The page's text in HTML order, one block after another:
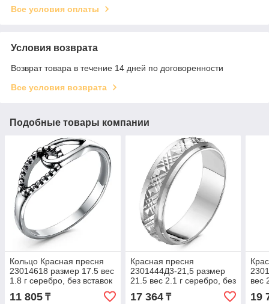
Все условия оплаты
Условия возврата
Возврат товара в течение 14 дней по договоренности
Все условия возврата
Подобные товары компании
Кольцо Красная пресня
23014618 размер 17.5 вес
1.8 г серебро, без вставок
11 805 ₸
Красная пресня
2301444Д3-21,5 размер
21.5 вес 2.1 г серебро, без
17 364₸
вес
19